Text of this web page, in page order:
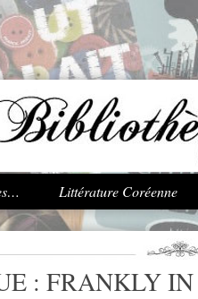
Littérature Coréenne
: FRANKLY